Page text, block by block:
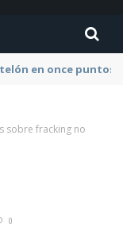
accidentado en un
sobre fracking no
0